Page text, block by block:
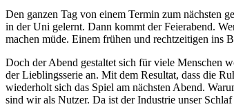
Den ganzen Tag von einem Termin zum nächsten
in der Uni gelernt. Dann kommt der Feierabend.
machen müde. Einem frühen und rechtzeitigen ins
Doch der Abend gestaltet sich für viele Menschen
der Lieblingsserie an. Mit dem Resultat, dass die
wiederholt sich das Spiel am nächsten Abend.
sind wir als Nutzer. Da ist der Industrie unser Schlaf